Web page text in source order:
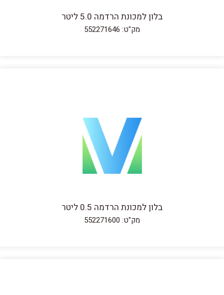
בלון למכונת הרדמה 5.0 ליטר
מק"ט: 552271646
בלון למכונת הרדמה 0.5 ליטר
מק"ט: 552271600